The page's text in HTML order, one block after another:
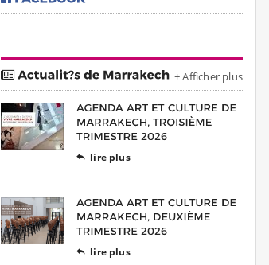
+ Afficher plus
 lire plus
 lire plus